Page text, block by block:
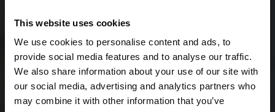
This website uses cookies
We use cookies to personalise content and ads, to
provide social media features and to analyse our traffic.
We also share information about your use of our site with
our social media, advertising and analytics partners who
may combine it with other information that you’ve